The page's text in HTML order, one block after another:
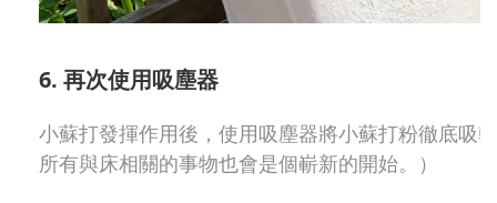
6. 再次使用吸塵器
小蘇打發揮作用後，使用吸塵器將小蘇打粉徹底吸
所有與床相關的事物也會是個嶄新的開始。）